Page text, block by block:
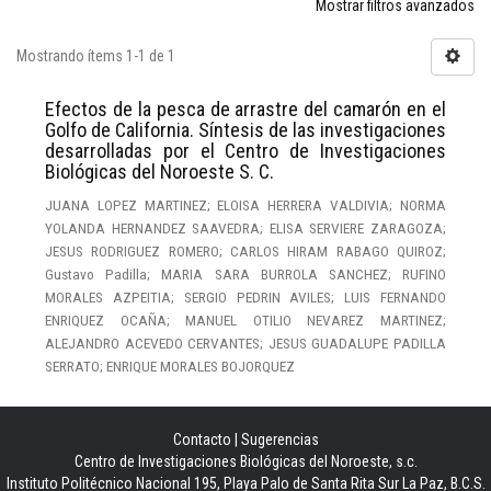
Mostrar filtros avanzados
Mostrando ítems 1-1 de 1
Efectos de la pesca de arrastre del camarón en el
Golfo de California. Síntesis de las investigaciones
desarrolladas por el Centro de Investigaciones
Biológicas del Noroeste S. C.
JUANA LOPEZ MARTINEZ; ELOISA HERRERA VALDIVIA; NORMA
YOLANDA HERNANDEZ SAAVEDRA; ELISA SERVIERE ZARAGOZA;
JESUS RODRIGUEZ ROMERO; CARLOS HIRAM RABAGO QUIROZ;
Gustavo Padilla; MARIA SARA BURROLA SANCHEZ; RUFINO
MORALES AZPEITIA; SERGIO PEDRIN AVILES; LUIS FERNANDO
ENRIQUEZ OCAÑA; MANUEL OTILIO NEVAREZ MARTINEZ;
ALEJANDRO ACEVEDO CERVANTES; JESUS GUADALUPE PADILLA
SERRATO; ENRIQUE MORALES BOJORQUEZ
Contacto
Sugerencias
Centro de Investigaciones Biológicas del Noroeste, s.c.
Instituto Politécnico Nacional 195, Playa Palo de Santa Rita Sur La Paz, B.C.S.